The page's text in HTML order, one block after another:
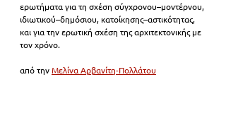
ερωτήματα για τη σχέση σύγχρονου–μοντέρνου,
ιδιωτικού–δημόσιου, κατοίκησης–αστικότητας,
και για την ερωτική σχέση της αρχιτεκτονικής με
τον χρόνο.
από την Μελίνα Αρβανίτη-Πολλάτου